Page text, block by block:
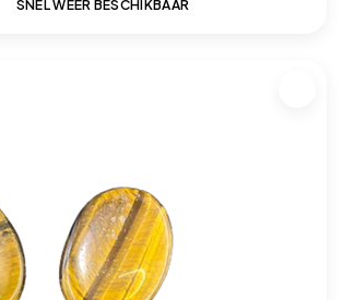
SNEL WEER BESCHIKBAAR